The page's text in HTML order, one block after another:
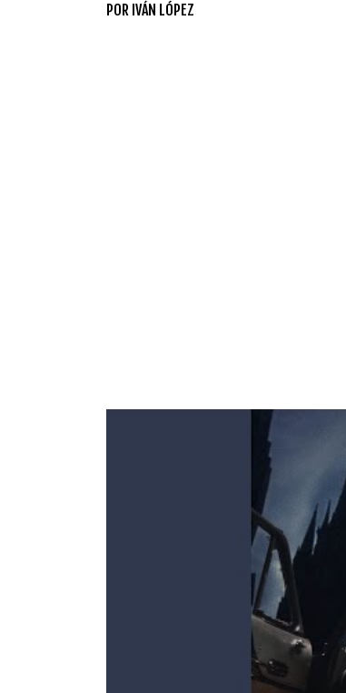
POR IVÁN LÓPEZ